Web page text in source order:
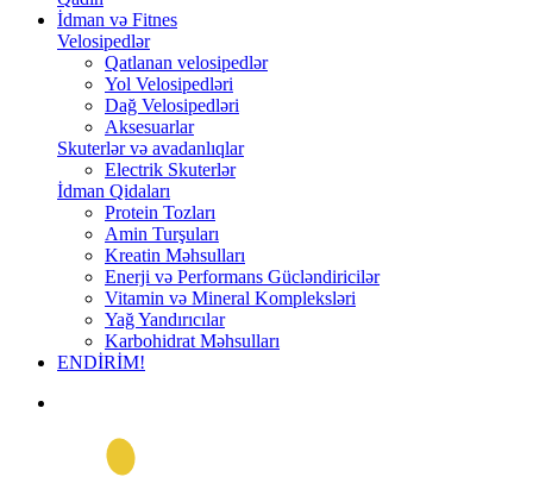
İdman və Fitnes
Velosipedlər
Qatlanan velosipedlər
Yol Velosipedləri
Dağ Velosipedləri
Aksesuarlar
Skuterlər və avadanlıqlar
Electrik Skuterlər
İdman Qidaları
Protein Tozları
Amin Turşuları
Kreatin Məhsulları
Enerji və Performans Gücləndiricilər
Vitamin və Mineral Kompleksləri
Yağ Yandırıcılar
Karbohidrat Məhsulları
ENDİRİM!